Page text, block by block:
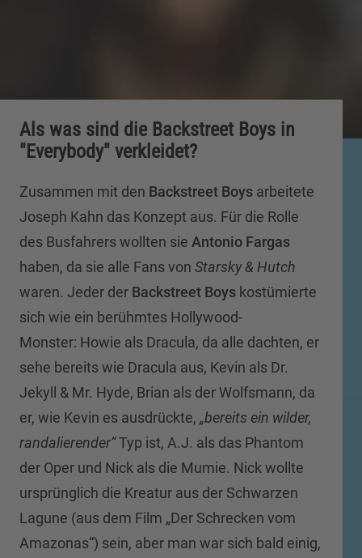
Als was sind die Backstreet Boys in
"Everybody" verkleidet?
Zusammen mit den Backstreet Boys arbeitete
Joseph Kahn das Konzept aus. Für die Rolle
des Busfahrers wollten sie Antonio Fargas
haben, da sie alle Fans von Starsky & Hutch
waren. Jeder der Backstreet Boys kostümierte
sich wie ein berühmtes Hollywood-
Monster: Howie als Dracula, da alle dachten, er
sehe bereits wie Dracula aus, Kevin als Dr.
Jekyll & Mr. Hyde, Brian als der Wolfsmann, da
er, wie Kevin es ausdrückte, „bereits ein wilder,
randalierender“Typ ist, A.J. als das Phantom
der Oper und Nick als die Mumie. Nick wollte
ursprünglich die Kreatur aus der Schwarzen
Lagune (aus dem Film „Der Schrecken vom
Amazonas“) sein, aber man war sich bald einig,